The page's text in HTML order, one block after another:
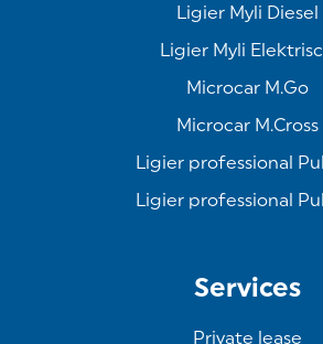
Ligier Myli Diesel
Ligier Myli
Microcar M.Go
Microcar M.Cross
Ligier professional
Ligier professional
Services
Private lease